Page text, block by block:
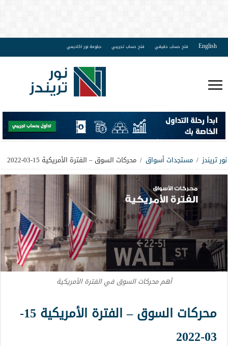
English فتح حساب حقيقي فتح حساب تجريبي دبلومة نور اكاديمي
نور تريندز / مستجدات أسواق / محركات السوق – الفترة الأمريكية 15-03-2022
أهم محركات السوق في الفترة الأمريكية
محركات السوق – الفترة الأمريكية 15-
03-2022